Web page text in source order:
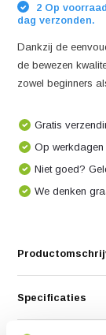
2 Op
dag verzonden.
Dankzij de
de bewezen
zowel beginners
Gratis
Op
Niet goed?
We denken
Specificaties